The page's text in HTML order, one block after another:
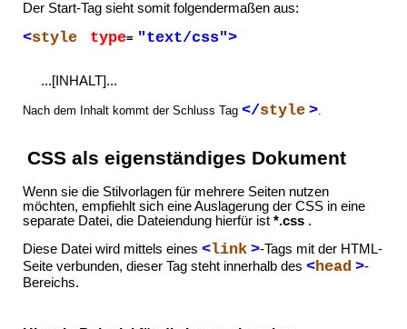
Der Start-Tag sieht somit folgendermaßen aus:
<style type= "text/css">
...[INHALT]...
Nach dem Inhalt kommt der Schluss Tag </style >.
CSS als eigenständiges Dokument
Wenn sie die Stilvorlagen für mehrere Seiten nutzen
möchten, empfiehlt sich eine Auslagerung der CSS in eine
separate Datei, die Dateiendung hierfür ist *.css .
Diese Datei wird mittels eines <link >-Tags mit der HTML-
Seite verbunden, dieser Tag steht innerhalb des <head >-
Bereichs.